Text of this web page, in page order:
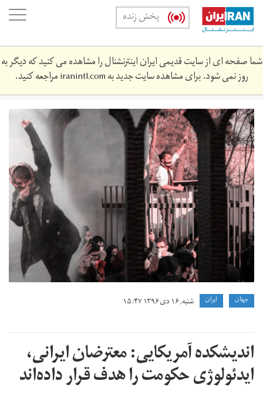
Skip
main
content
پخش زنده
شما صفحه ای از سایت قدیمی ایران اینترنشنال را مشاهده می کنید که دیگر به
روز نمی شود. برای مشاهده سایت جدید بهiranintl.comمراجعه کنید.
protest.jpg
جهان ايران شنبه, ۱۶ دی ۱۳۹۶ ۱۵:۴۷
اندیشکده آمریکایی: معترضان ایرانی،
ایدئولوژی حکومت را هدف قرار داده‌اند